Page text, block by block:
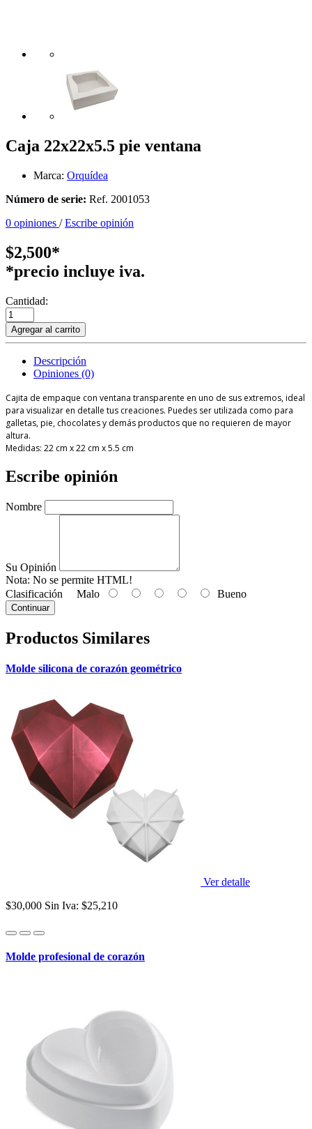
Caja 22x22x5.5 pie ventana
Marca: Orquídea
Número de serie: Ref. 2001053
0 opiniones /Escribe opinión
$2,500*
*precio incluye iva.
Cantidad:
Agregar al carrito
Descripción
Opiniones (0)
Cajita de empaque con ventana transparente en uno de sus extremos, ideal
para visualizar en detalle tus creaciones. Puedes ser utilizada como para
galletas, pie, chocolates y demás productos que no requieren de mayor
altura.
Medidas: 22 cm x 22 cm x 5.5 cm
Escribe opinión
Nombre
Su Opinión
Nota: No se permite HTML!
Clasificación Malo Bueno
Continuar
Productos Similares
Molde silicona de corazón geométrico
Ver detalle
$30,000 Sin Iva: $25,210
Molde profesional de corazón